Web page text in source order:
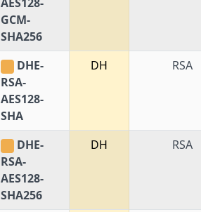
GCM-
SHA256
DHE-
RSA-
AES128-
SHA
DH RSA
DHE-
RSA-
AES128-
SHA256
DH RSA